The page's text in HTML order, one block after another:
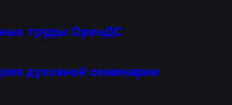
труды ОренДС
духовной семинарии